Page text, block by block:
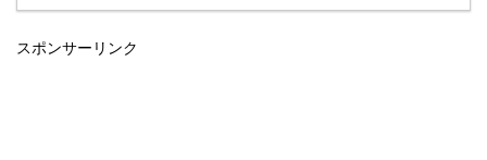
スポンサーリンク